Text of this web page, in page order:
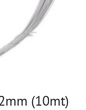
(10mt)